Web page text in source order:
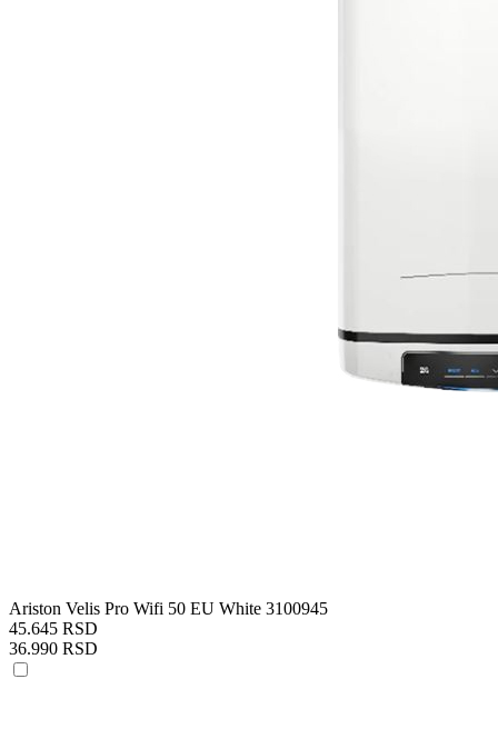
Ariston Velis Pro Wifi 50 EU White 3100945
45.645 RSD
36.990 RSD